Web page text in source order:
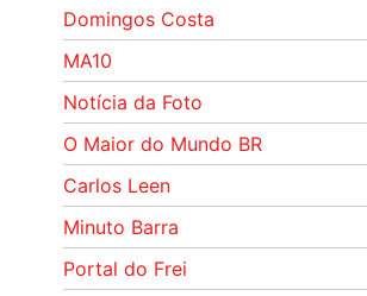
Domingos Costa
MA10
Notícia da Foto
O Maior do Mundo BR
Carlos Leen
Minuto Barra
Portal do Frei